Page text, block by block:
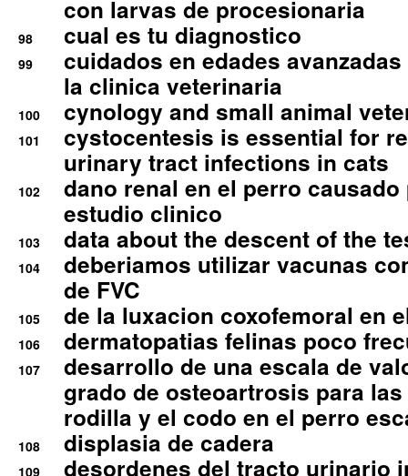
con larvas de procesionaria
98 cual es tu diagnostico
99
cuidados en edades
la clinica veterinaria
100 cynology and small animal
101
cystocentesis is essential for
urinary tract infections in cats
102
dano renal en el perro
estudio clinico
103 data about the descent of the
104
deberiamos utilizar vacunas
de FVC
105 de la luxacion coxofemoral en
106 dermatopatias felinas poco
107
desarrollo de una escala de
grado de osteoartrosis para
rodilla y el codo en el perro
108 displasia de cadera
109
desordenes del tracto urinario